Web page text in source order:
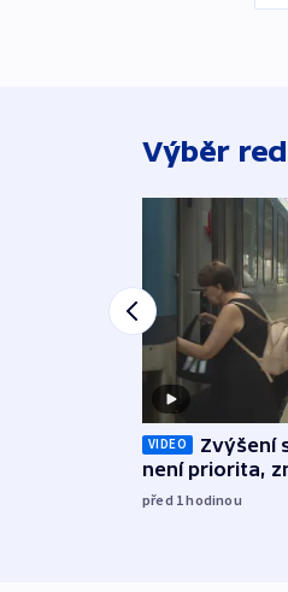
Výběr
VIDEO
Zvýšení
není priorita,
před 1hodinou